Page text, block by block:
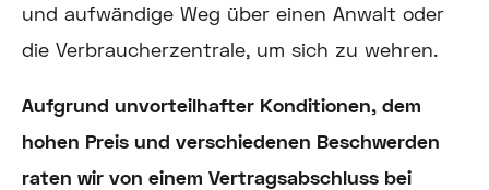
und aufwändige Weg über einen Anwalt oder
die Verbraucherzentrale, um sich zu wehren.
Aufgrund unvorteilhafter Konditionen, dem
hohen Preis und verschiedenen Beschwerden
raten wir von einem Vertragsabschluss bei